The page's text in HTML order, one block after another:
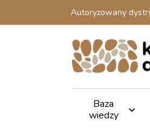
Autoryzowany
Baza
wiedzy
